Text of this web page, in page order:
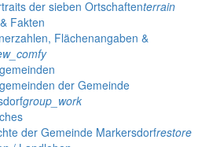
der sieben Ortschaftenterrain
Fakten
Flächenangaben &
der Gemeinde
group_work
der Gemeinde Markersdorfrestore